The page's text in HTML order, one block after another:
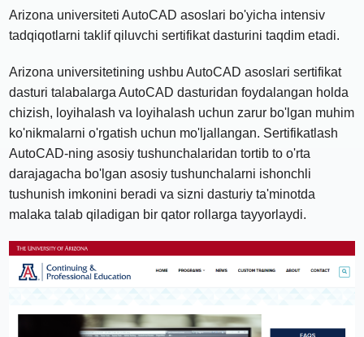
Arizona universiteti AutoCAD asoslari bo'yicha intensiv
tadqiqotlarni taklif qiluvchi sertifikat dasturini taqdim etadi.
Arizona universitetining ushbu AutoCAD asoslari sertifikat
dasturi talabalarga AutoCAD dasturidan foydalangan holda
chizish, loyihalash va loyihalash uchun zarur bo'lgan muhim
ko'nikmalarni o'rgatish uchun mo'ljallangan. Sertifikatlash
AutoCAD-ning asosiy tushunchalaridan tortib to o'rta
darajagacha bo'lgan asosiy tushunchalarni ishonchli
tushunish imkonini beradi va sizni dasturiy ta'minotda
malaka talab qiladigan bir qator rollarga tayyorlaydi.